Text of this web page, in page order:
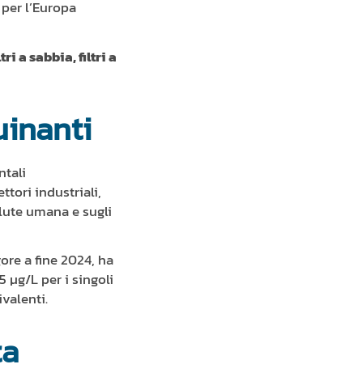
l’Europa
a sabbia, filtri a
industriali,
umana e sugli
a fine 2024, ha
µg/L per i singoli